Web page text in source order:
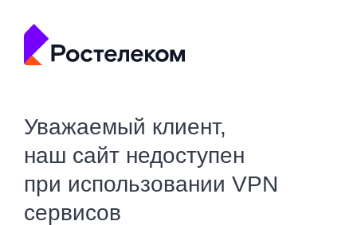
Уважаемый клиент,
наш сайт недоступен
при использовании VPN
сервисов